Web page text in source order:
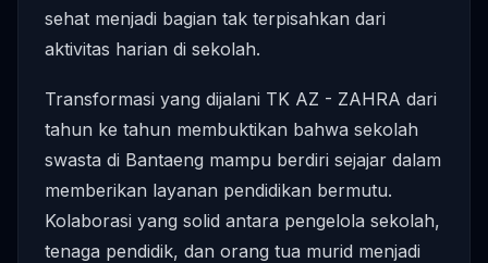
sehat menjadi bagian tak terpisahkan dari
aktivitas harian di sekolah.
Transformasi yang dijalani TK AZ - ZAHRA dari
tahun ke tahun membuktikan bahwa sekolah
swasta di Bantaeng mampu berdiri sejajar dalam
memberikan layanan pendidikan bermutu.
Kolaborasi yang solid antara pengelola sekolah,
tenaga pendidik, dan orang tua murid menjadi